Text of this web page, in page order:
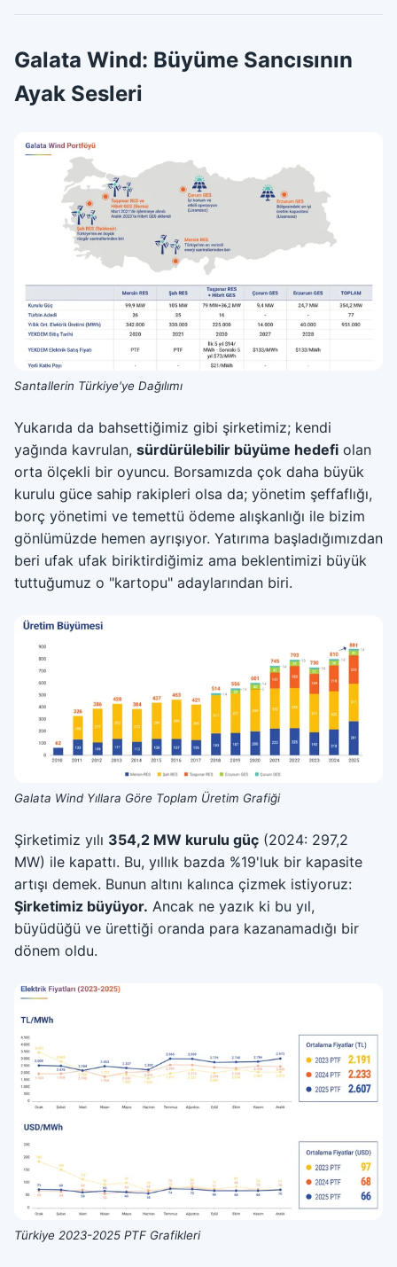
Galata Wind: Büyüme Sancısının
Ayak Sesleri
Santallerin Türkiye'ye Dağılımı
Yukarıda da bahsettiğimiz gibi şirketimiz; kendi
yağında kavrulan, sürdürülebilir büyüme hedefi olan
orta ölçekli bir oyuncu. Borsamızda çok daha büyük
kurulu güce sahip rakipleri olsa da; yönetim şeffaflığı,
borç yönetimi ve temettü ödeme alışkanlığı ile bizim
gönlümüzde hemen ayrışıyor. Yatırıma başladığımızdan
beri ufak ufak biriktirdiğimiz ama beklentimizi büyük
tuttuğumuz o "kartopu" adaylarından biri.
Galata Wind Yıllara Göre Toplam Üretim Grafiği
Şirketimiz yılı 354,2 MW kurulu güç (2024: 297,2
MW) ile kapattı. Bu, yıllık bazda %19'luk bir kapasite
artışı demek. Bunun altını kalınca çizmek istiyoruz:
Şirketimiz büyüyor. Ancak ne yazık ki bu yıl,
büyüdüğü ve ürettiği oranda para kazanamadığı bir
dönem oldu.
Türkiye 2023-2025 PTF Grafikleri